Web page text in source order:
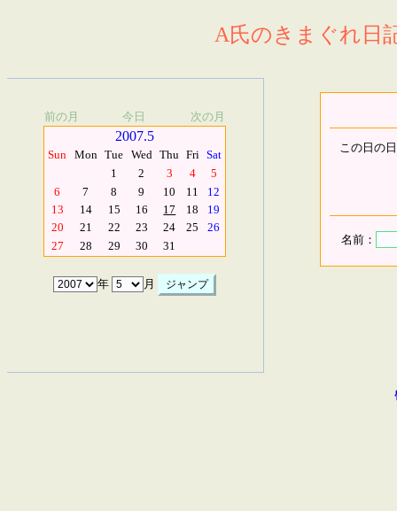
A氏のきまぐれ日
前の月 今日 次の月
2007.5
Sun Mon Tue Wed Thu Fri Sat
1
2 3 4
5
6
7 8 9 10 11
12
13
14 15 16 17 18
19
20
21 22 23 24 25
26
27
28 29 30 31
年 月
この日の
名前：